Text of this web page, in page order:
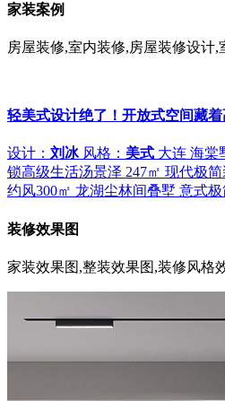
家装案例
房屋装修,室内装修,房屋装修设计
轻美式设计绝了！开放式空间藏
设计： 刘冰 风格： 美式 大连 海棠
锁高级生活汤景泽 247㎡ 现代极
约风300㎡ 龙湖尘林间叠墅 意式
装修效果图
家装效果图,整装效果图,装修风格